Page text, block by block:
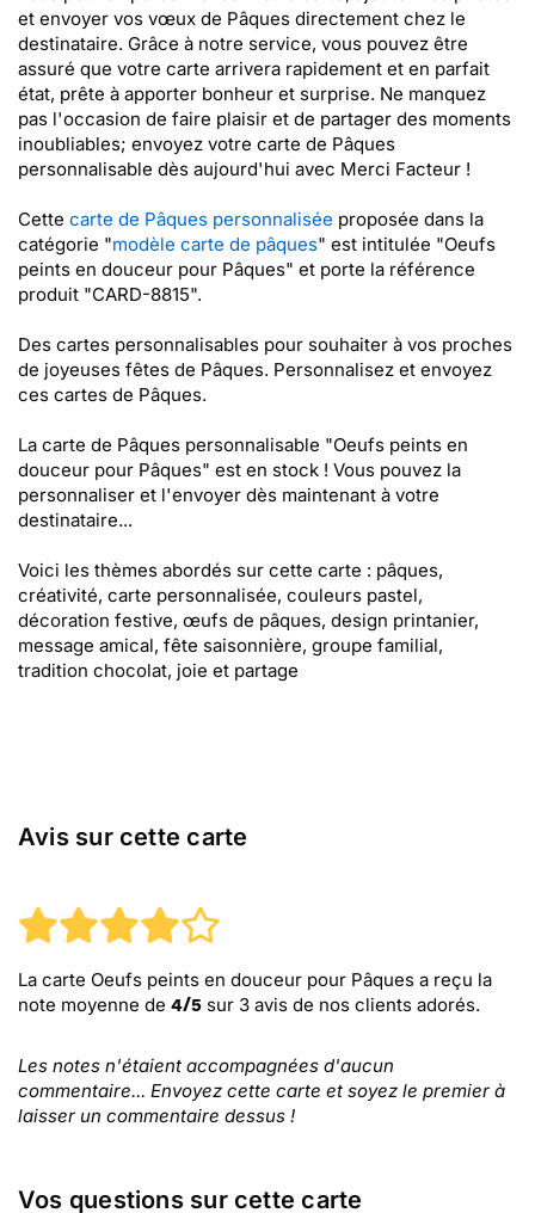
et envoyer vos vœux de Pâques directement chez le
destinataire. Grâce à notre service, vous pouvez être
assuré que votre carte arrivera rapidement et en parfait
état, prête à apporter bonheur et surprise. Ne manquez
pas l'occasion de faire plaisir et de partager des moments
inoubliables; envoyez votre carte de Pâques
personnalisable dès aujourd'hui avec Merci Facteur !
Cette carte de Pâques personnalisée proposée dans la
catégorie "modèle carte de pâques" est intitulée "Oeufs
peints en douceur pour Pâques" et porte la référence
produit "CARD-8815".
Des cartes personnalisables pour souhaiter à vos proches
de joyeuses fêtes de Pâques. Personnalisez et envoyez
ces cartes de Pâques.
La carte de Pâques personnalisable "Oeufs peints en
douceur pour Pâques" est en stock ! Vous pouvez la
personnaliser et l'envoyer dès maintenant à votre
destinataire...
Voici les thèmes abordés sur cette carte : pâques,
créativité, carte personnalisée, couleurs pastel,
décoration festive, œufs de pâques, design printanier,
message amical, fête saisonnière, groupe familial,
tradition chocolat, joie et partage
Avis sur cette carte
La carte Oeufs peints en douceur pour Pâques a reçu la
note moyenne de 4/5 sur 3 avis de nos clients adorés.
Les notes n'étaient accompagnées d'aucun
commentaire... Envoyez cette carte et soyez le premier à
laisser un commentaire dessus !
Vos questions sur cette carte